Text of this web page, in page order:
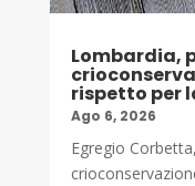
Lombardia,
rispetto per
Ago 6, 2026
Egregio